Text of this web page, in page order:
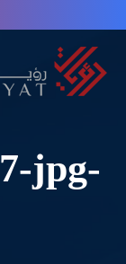
jpg-